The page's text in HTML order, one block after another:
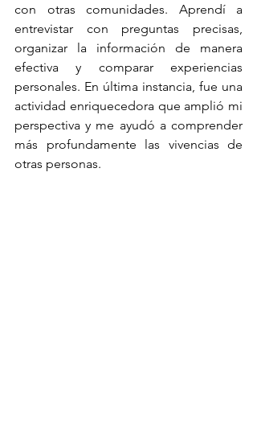
con otras comunidades. Aprendí a
entrevistar con preguntas precisas,
organizar la información de manera
efectiva y comparar experiencias
personales. En última instancia, fue una
actividad enriquecedora que amplió mi
perspectiva y me ayudó a comprender
más profundamente las vivencias de
otras personas.